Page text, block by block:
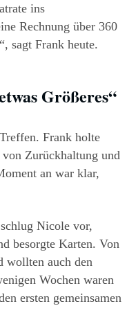
ins
Rechnung über 360
sagt Frank heute.
Größeres“
Frank holte
Zurückhaltung und
an war klar,
Nicole vor,
besorgte Karten. Von
wollten auch den
Wochen waren
ersten gemeinsamen